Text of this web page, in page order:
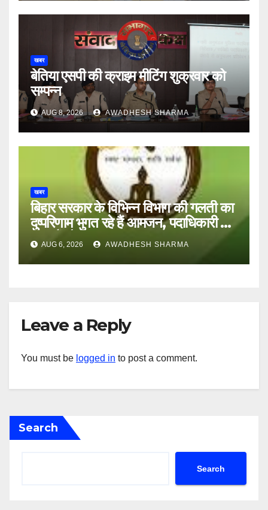
खबर
बेतिया एसपी की क्राइम मीटिंग शुक्रवार को
सम्पन्न
AUG 8, 2026 AWADHESH SHARMA
खबर
बिहार सरकार के विभिन्न विभाग की गलती का
दुष्परिणाम भुगत रहे हैं आमजन, पदाधिकारी और
अन्य हैं मौन
AUG 6, 2026 AWADHESH SHARMA
Leave a Reply
You must be logged in to post a comment.
Search
Search